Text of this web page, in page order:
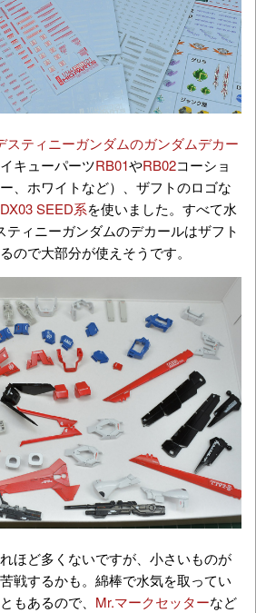
スティニーガンダムのガンダムデカー
キューパーツRB01やRB02コーショ
、ホワイトなど）、ザフトのロゴな
SEED系を使いました。すべて水
ィニーガンダムのデカールはザフト
ので大部分が使えそうです。
ほど多くないですが、小さいものが
戦するかも。綿棒で水気を取ってい
もあるので、 Mr.マークセッターなど